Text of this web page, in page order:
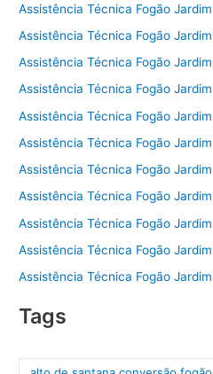
Assistência Técnica Fogão
Assistência Técnica Fogão
Assistência Técnica Fogão
Assistência Técnica Fogão
Assistência Técnica Fogão
Assistência Técnica Fogão
Assistência Técnica Fogão
Assistência Técnica Fogão
Assistência Técnica Fogão
Assistência Técnica Fogão
Assistência Técnica Fogão
Tags